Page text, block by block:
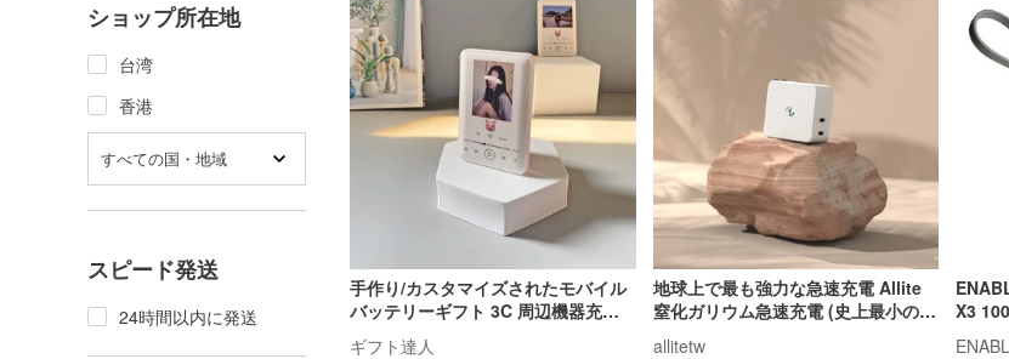
ショップ所在地
台湾
香港
すべての国・地域
スピード発送
24時間以内に発送
手作り/カスタマイズされたモバイル
バッテリーギフト 3C 周辺機器充電
器モバイルバッテリー
ギフト達人
地球上で最も強力な急速充電 Allite
窒化ガリウム急速充電 (史上最小の
allitetw
X3